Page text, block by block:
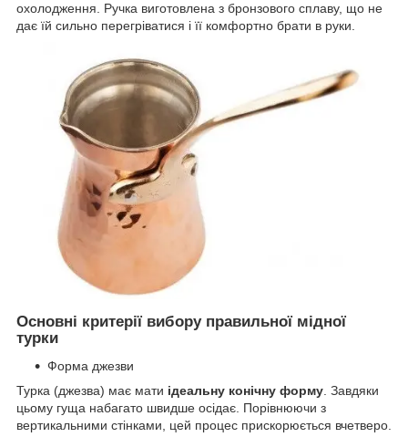
охолодження. Ручка виготовлена з бронзового сплаву, що не
дає їй сильно перегріватися і її комфортно брати в руки.
Основні критерії вибору правильної мідної
турки
Форма джезви
Турка (джезва) має мати ідеальну конічну форму . Завдяки
цьому гуща набагато швидше осідає. Порівнюючи з
вертикальними стінками, цей процес прискорюється вчетверо.